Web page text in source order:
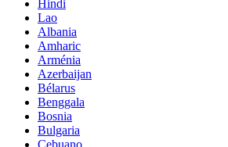
Hindi
Lao
Albania
Amharic
Arménia
Azerbaijan
Bélarus
Benggala
Bosnia
Bulgaria
Cebuano